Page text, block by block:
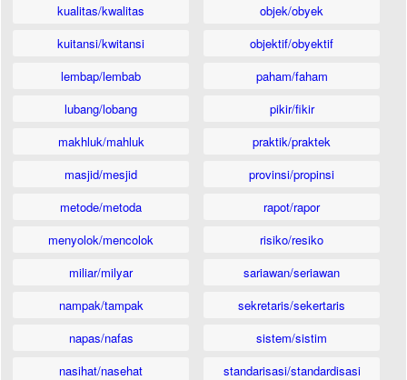
kualitas/kwalitas
kuitansi/kwitansi
lembap/lembab
lubang/lobang
makhluk/mahluk
masjid/mesjid
metode/metoda
menyolok/mencolok
miliar/milyar
nampak/tampak
napas/nafas
nasihat/nasehat
objek/obyek
objektif/obyektif
paham/faham
pikir/fikir
praktik/praktek
provinsi/propinsi
rapot/rapor
risiko/resiko
sariawan/seriawan
sekretaris/sekertaris
sistem/sistim
standarisasi/standardisasi